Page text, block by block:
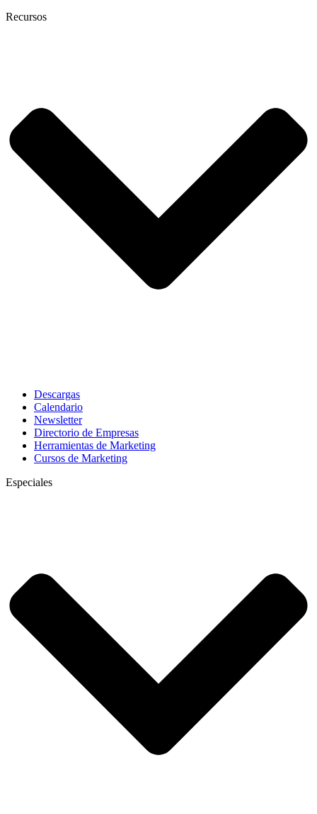
Recursos
Descargas
Calendario
Newsletter
Directorio de Empresas
Herramientas de Marketing
Cursos de Marketing
Especiales